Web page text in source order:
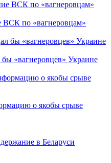
ВСК по «вагнеровцам»
«вагнеровцев» Украине
о якобы срыве
в Беларуси